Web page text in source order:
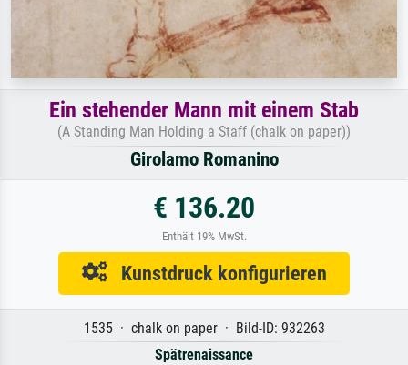
Ein stehender Mann mit einem Stab
(A Standing Man Holding a Staff (chalk on paper))
Girolamo Romanino
€ 136.20
Enthält 19% MwSt.
Kunstdruck konfigurieren
1535 · chalk on paper · Bild-ID: 932263
Spätrenaissance